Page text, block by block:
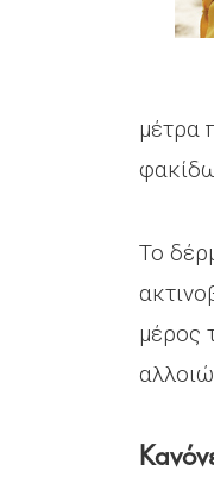
μέτρα
Το
μέρος